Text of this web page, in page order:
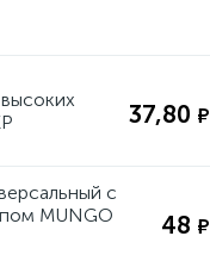
37,80 ₽
с
MUNGO
48 ₽